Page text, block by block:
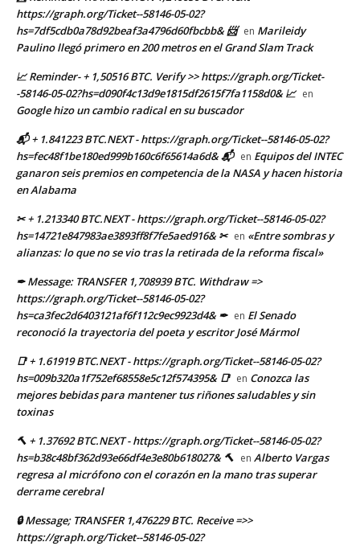
https://graph.org/Ticket--58146-05-02?
hs=7df5cdb0a78d92beaf3a4796d60fbcbb& 📨 en Marileidy
Paulino llegó primero en 200 metros en el Grand Slam Track
📈 Reminder- + 1,50516 BTC. Verify >> https://graph.org/Ticket-
-58146-05-02?hs=d090f4c13d9e1815df2615f7fa1158d0& 📈 en
Google hizo un cambio radical en su buscador
📬 + 1.841223 BTC.NEXT - https://graph.org/Ticket--58146-05-02?
hs=fec48f1be180ed999b160c6f65614a6d& 📬 en Equipos del INTEC
ganaron seis premios en competencia de la NASA y hacen historia
en Alabama
✂ + 1.213340 BTC.NEXT - https://graph.org/Ticket--58146-05-02?
hs=14721e847983ae3893ff8f7fe5aed916& ✂ en «Entre sombras y
alianzas: lo que no se vio tras la retirada de la reforma fiscal»
✒ Message: TRANSFER 1,708939 BTC. Withdraw =>
https://graph.org/Ticket--58146-05-02?
hs=ca3fec2d6403121af6f112c9ec9923d4& ✒ en El Senado
reconoció la trayectoria del poeta y escritor José Mármol
📑 + 1.61919 BTC.NEXT - https://graph.org/Ticket--58146-05-02?
hs=009b320a1f752ef68558e5c12f574395& 📑 en Conozca las
mejores bebidas para mantener tus riñones saludables y sin
toxinas
🔨 + 1.37692 BTC.NEXT - https://graph.org/Ticket--58146-05-02?
hs=b38c48bf362d93e66df4e3e80b618027& 🔨 en Alberto Vargas
regresa al micrófono con el corazón en la mano tras superar
derrame cerebral
🔒 Message; TRANSFER 1,476229 BTC. Receive =>>
https://graph.org/Ticket--58146-05-02?